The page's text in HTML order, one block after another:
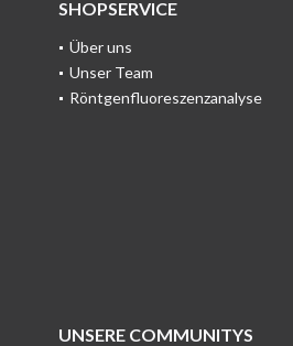
SHOPSERVICE
Über uns
Unser Team
Röntgenfluoreszenzanalyse
UNSERE COMMUNITYS